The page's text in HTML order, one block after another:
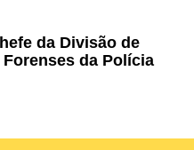
da Divisão de
da Polícia